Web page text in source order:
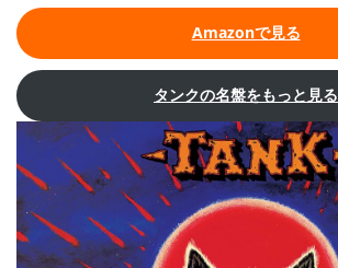
Amazonで見る
タンクの名盤をもっと見る